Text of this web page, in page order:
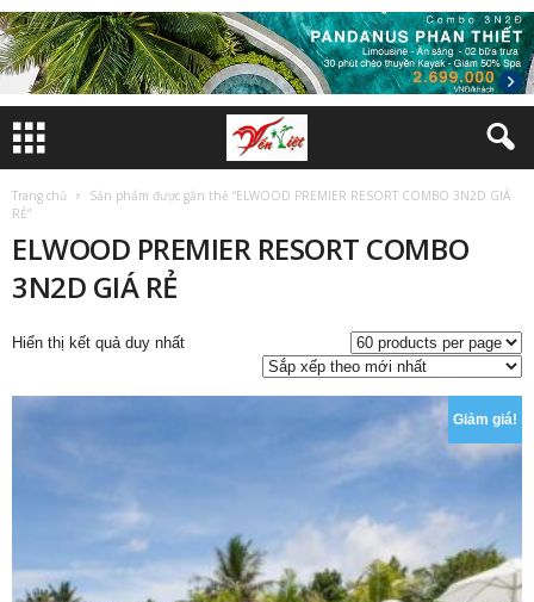
Trang chủ
Sản phẩm được gắn thẻ “ELWOOD PREMIER RESORT COMBO 3N2D GIÁ
RẺ”
ELWOOD PREMIER RESORT COMBO
3N2D GIÁ RẺ
Hiển thị kết quả duy nhất
Giảm giá!